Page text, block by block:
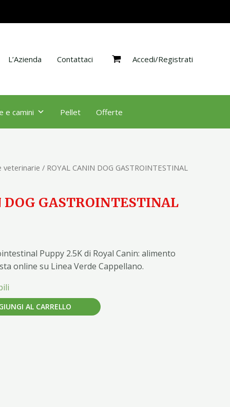
L’Azienda Contattaci Accedi/Registrati
e camini Pellet Offerte
veterinarie / ROYAL CANIN DOG GASTROINTESTINAL
DOG GASTROINTESTINAL
Puppy 2.5K di Royal Canin: alimento
online su Linea Verde Cappellano.
AL CARRELLO
PUPPY